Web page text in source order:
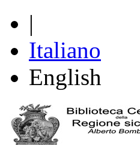
|
Italiano
English